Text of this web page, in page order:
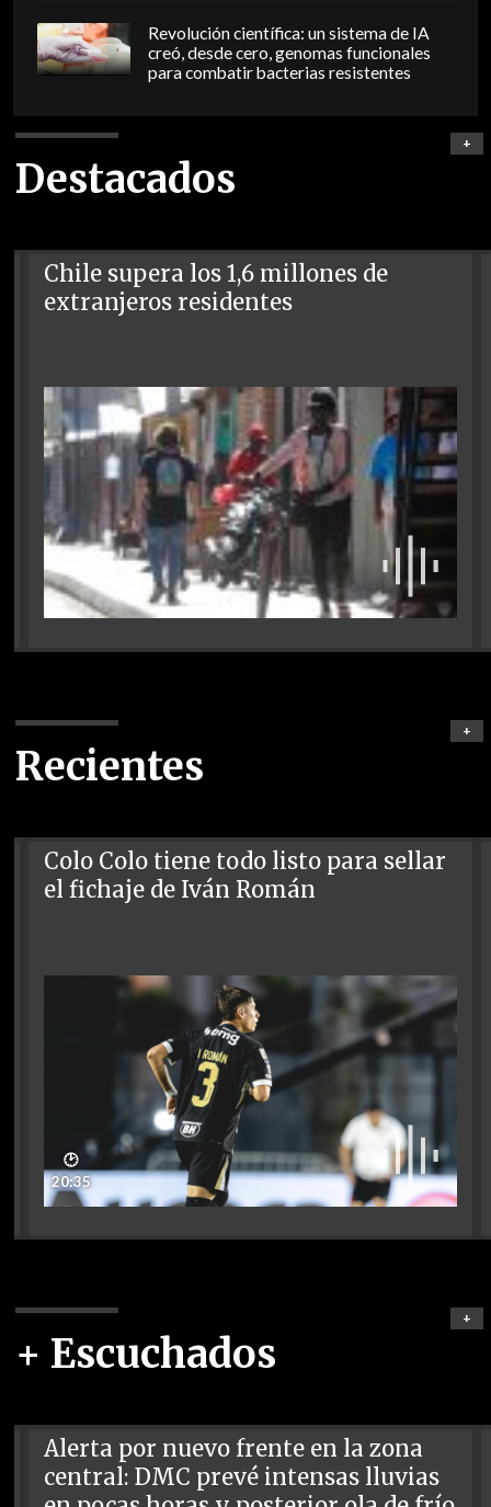
Revolución científica: un sistema de IA
creó, desde cero, genomas funcionales
para combatir bacterias resistentes
Destacados
+
Chile supera los 1,6 millones de
extranjeros residentes
Recientes
+
Colo Colo tiene todo listo para sellar
el fichaje de Iván Román
🕑
20:35
+ Escuchados
+
Alerta por nuevo frente en la zona
central: DMC prevé intensas lluvias